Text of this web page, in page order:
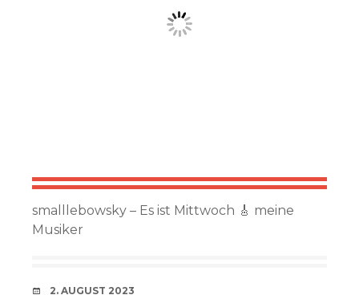
smalllebowsky – Es ist Mittwoch 🎸 meine
Musiker
VERABREDUNG
2. AUGUST 2023